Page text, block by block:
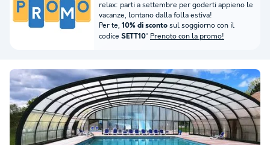
relax: parti a settembre per goderti appieno le
vacanze, lontano dalla folla estiva!
Per te, 10% di sconto sul soggiorno con il
codice SETT10* Prenoto con la promo!